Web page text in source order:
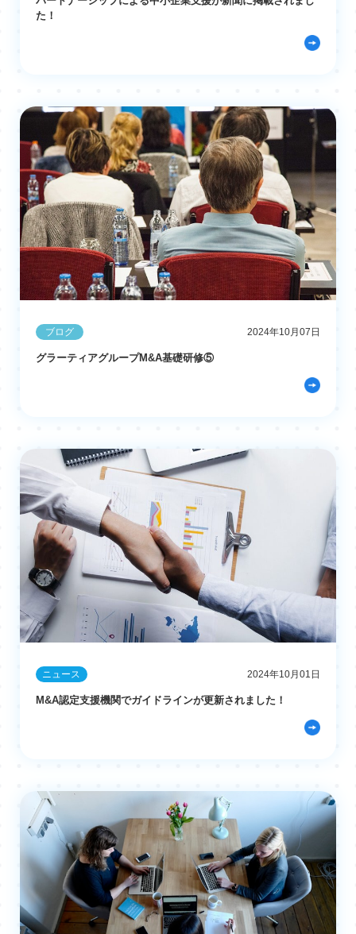
た！
ブログ 2024年10月07日
グラーティアグループM&A基礎研修⑤
ニュース 2024年10月01日
M&A認定支援機関でガイドラインが更新されました！